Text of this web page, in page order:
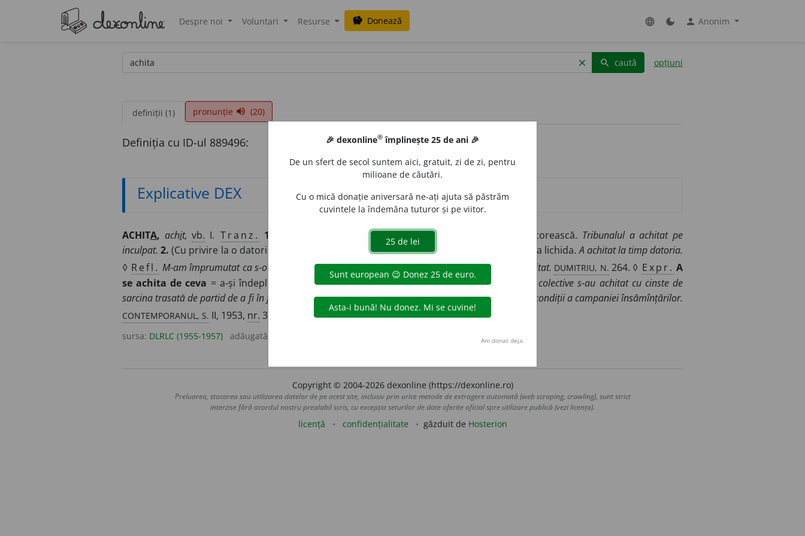
Despre noi Voluntari Resurse savings Donează language dark_mode person Anonim
clear search caută opțiuni
definiții (1) pronunție volume_up (20)
Definiția cu ID-ul 889496:
Explicative DEX
ACHITA, achit, vb. I. Tranz. 1. A declara nevinovat pe cineva printr-o hotărîre judecătorească. Tribunalul a achitat pe
inculpat. 2. (Cu privire la o datorie bănească, la o obligație morală sau materială etc.) A plăti, a lichida.A achitat la timp datoria.
◊ Refl. M-am împrumutat ca s-o cumpăr... și încă n-am plătit-o.. Dar într-o lună-două m-am achitat. DUMITRIU, N. 264. ◊ Expr. A
se achita de ceva = a-și îndeplini o obligație, a duce la bun sfîrșit o sarcină.Gospodăriile colective s-au achitat cu cinste de
sarcina trasată de partid de a fi în fruntea întrecerii patriotice pentru terminarea la timp și în bune condiții a campaniei însămînțărilor.
CONTEMPORANUL, S. II, 1953, nr. 346, 1/6. (Familiar) A omorî, a ucide.
sursa: DLRLC (1955-1957) adăugată de
Copyright © 2004-2026 dexonline (https://dexonline.ro)
Preluarea, stocarea sau utilizarea datelor de pe acest site, inclusiv prin orice metode de extragere automată (web scraping, crawling), sunt strict
interzise fără acordul nostru prealabil scris, cu excepția seturilor de date oferite oficial spre utilizare publică (vezi licența).
licență confidențialitate găzduit de Hosterion
🎉 dexonline® împlinește 25 de ani 🎉
De un sfert de secol suntem aici, gratuit, zi de zi, pentru
milioane de căutări.
Cu o mică donație aniversară ne-ați ajuta să păstrăm
cuvintele la îndemâna tuturor și pe viitor.
Am donat deja.